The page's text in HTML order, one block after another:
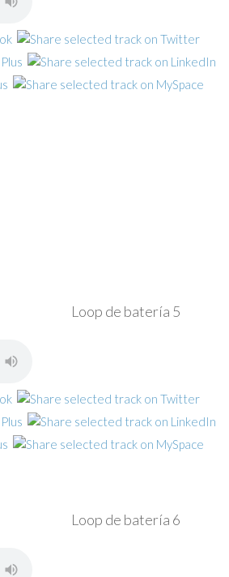
Loop de batería 5
Loop de batería 6